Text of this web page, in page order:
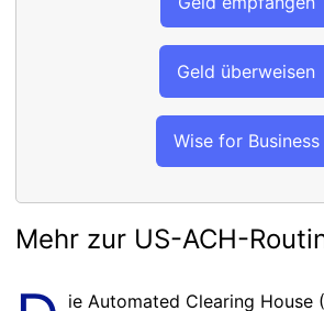
Geld überweisen
Wise for Business
Mehr zur US-ACH-
ie Automated Clearing House